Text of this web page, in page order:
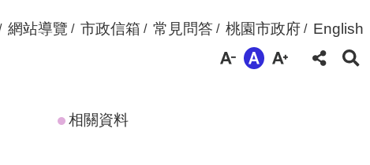
網站導覽 市政信箱 常見問答 桃園市政府 English
相關資料